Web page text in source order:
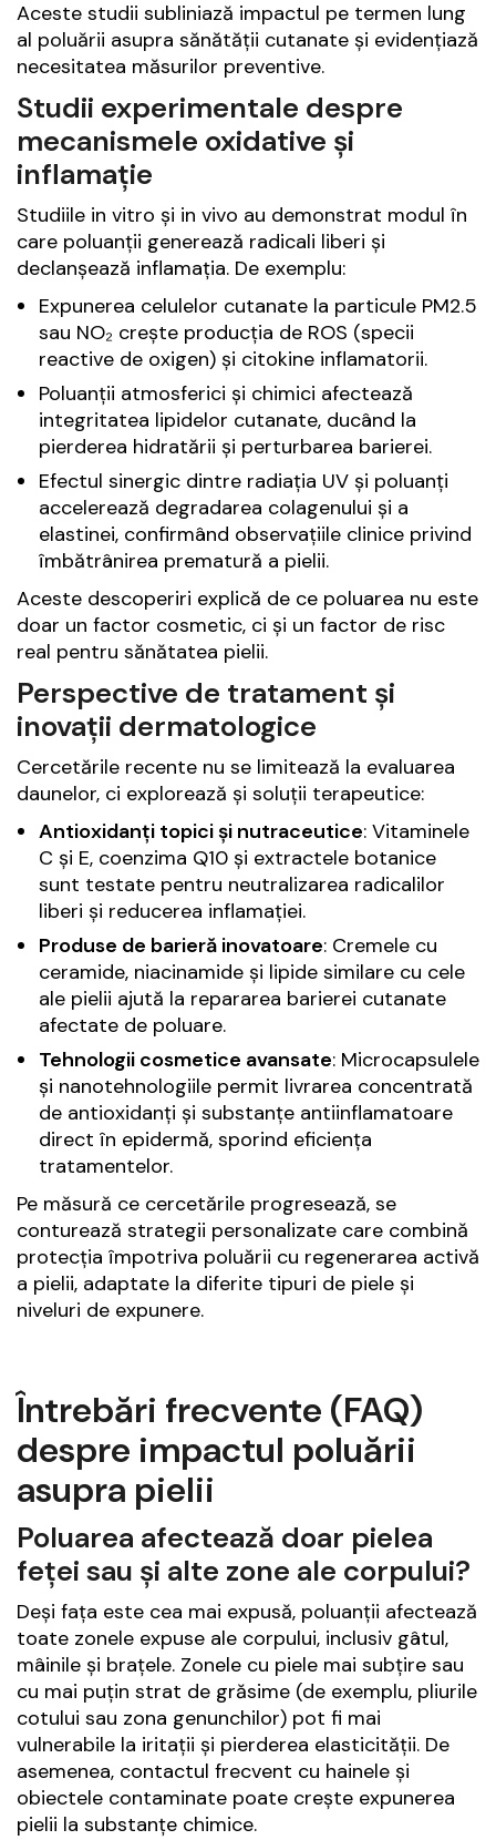
Aceste studii subliniază impactul pe termen lung
al poluării asupra sănătății cutanate și evidențiază
necesitatea măsurilor preventive.
Studii experimentale despre
mecanismele oxidative și
inflamație
Studiile in vitro și in vivo au demonstrat modul în
care poluanții generează radicali liberi și
declanșează inflamația. De exemplu:
Expunerea celulelor cutanate la particule PM2.5
sau NO₂ crește producția de ROS (specii
reactive de oxigen) și citokine inflamatorii.
Poluanții atmosferici și chimici afectează
integritatea lipidelor cutanate, ducând la
pierderea hidratării și perturbarea barierei.
Efectul sinergic dintre radiația UV și poluanți
accelerează degradarea colagenului și a
elastinei, confirmând observațiile clinice privind
îmbătrânirea prematură a pielii.
Aceste descoperiri explică de ce poluarea nu este
doar un factor cosmetic, ci și un factor de risc
real pentru sănătatea pielii.
Perspective de tratament și
inovații dermatologice
Cercetările recente nu se limitează la evaluarea
daunelor, ci explorează și soluții terapeutice:
Antioxidanți topici și nutraceutice: Vitaminele
C și E, coenzima Q10 și extractele botanice
sunt testate pentru neutralizarea radicalilor
liberi și reducerea inflamației.
Produse de barieră inovatoare: Cremele cu
ceramide, niacinamide și lipide similare cu cele
ale pielii ajută la repararea barierei cutanate
afectate de poluare.
Tehnologii cosmetice avansate: Microcapsulele
și nanotehnologiile permit livrarea concentrată
de antioxidanți și substanțe antiinflamatoare
direct în epidermă, sporind eficiența
tratamentelor.
Pe măsură ce cercetările progresează, se
conturează strategii personalizate care combină
protecția împotriva poluării cu regenerarea activă
a pielii, adaptate la diferite tipuri de piele și
niveluri de expunere.
Întrebări frecvente (FAQ)
despre impactul poluării
asupra pielii
Poluarea afectează doar pielea
feței sau și alte zone ale corpului?
Deși fața este cea mai expusă, poluanții afectează
toate zonele expuse ale corpului, inclusiv gâtul,
mâinile și brațele. Zonele cu piele mai subțire sau
cu mai puțin strat de grăsime (de exemplu, pliurile
cotului sau zona genunchilor) pot fi mai
vulnerabile la iritații și pierderea elasticității. De
asemenea, contactul frecvent cu hainele și
obiectele contaminate poate crește expunerea
pielii la substanțe chimice.